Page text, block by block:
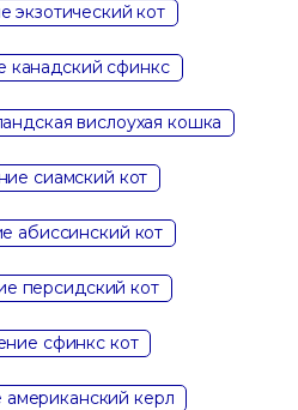
экзотический кот
канадский сфинкс
вислоухая кошка
сиамский кот
абиссинский кот
персидский кот
сфинкс кот
керл